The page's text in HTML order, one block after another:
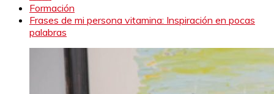
Formación
Frases de mi persona vitamina: Inspiración en pocas
palabras